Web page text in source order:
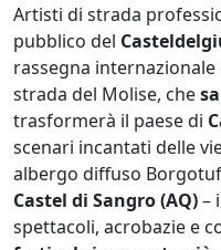
Artisti di strada
pubblico del
rassegna
strada del Molise, che
trasformerà il paese di
scenari incantati delle
albergo diffuso
Castel di Sangro (AQ)–
spettacoli, acrobazie e